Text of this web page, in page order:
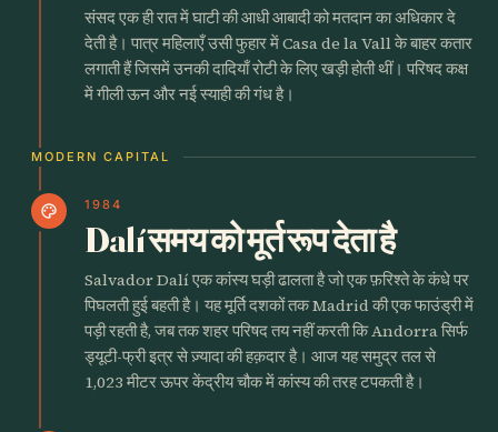
संसद एक ही रात में घाटी की आधी आबादी को मतदान का अधिकार दे
देती है। पात्र महिलाएँ उसी फुहार में Casa de la Vall के बाहर कतार
लगाती हैं जिसमें उनकी दादियाँ रोटी के लिए खड़ी होती थीं। परिषद कक्ष
में गीली ऊन और नई स्याही की गंध है।
MODERN CAPITAL
palette 1984
Dalí समय को मूर्त रूप देता है
Salvador Dalí एक कांस्य घड़ी ढालता है जो एक फ़रिश्ते के कंधे पर
पिघलती हुई बहती है। यह मूर्ति दशकों तक Madrid की एक फाउंड्री में
पड़ी रहती है, जब तक शहर परिषद तय नहीं करती कि Andorra सिर्फ
ड्यूटी-फ्री इत्र से ज़्यादा की हक़दार है। आज यह समुद्र तल से
1,023 मीटर ऊपर केंद्रीय चौक में कांस्य की तरह टपकती है।